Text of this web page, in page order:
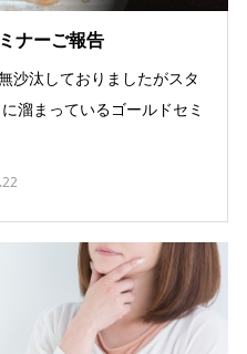
ナーご報告
沙汰しておりましたがスタ
溜まっているゴールドセミ